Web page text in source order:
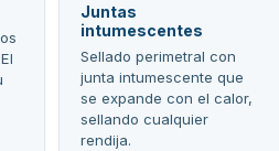
Juntas
intumescentes
Sellado perimetral con
junta intumescente que
se expande con el calor,
sellando cualquier
rendija.